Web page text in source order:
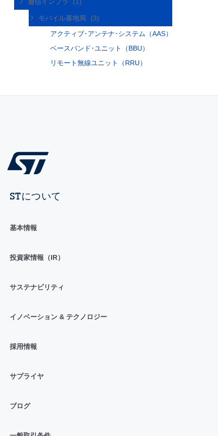
モバイル基地局
(3)
アクティブ･アンテナ･システム（AAS）
ベースバンド･ユニット（BBU）
リモート無線ユニット（RRU）
STについて
基本情報
投資家情報（IR）
サステナビリティ
イノベーション & テクノロジー
採用情報
サプライヤ
ブログ